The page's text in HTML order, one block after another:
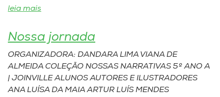
Museu
Unoesc
Store
leia mais
Nossa jornada
ORGANIZADORA: DANDARA LIMA VIANA DE
ALMEIDA COLEÇÃO NOSSAS NARRATIVAS 5º ANO A
| JOINVILLE ALUNOS AUTORES E ILUSTRADORES
ANA LUÍSA DA MAIA ARTUR LUÍS MENDES